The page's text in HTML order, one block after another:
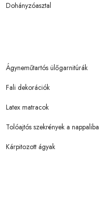
Dohányzóasztal
Ágyneműtartós ülőgarnitúrák
Fali dekorációk
Latex matracok
Tolóajtós szekrények a nappaliba
Kárpitozott ágyak